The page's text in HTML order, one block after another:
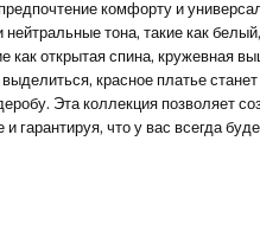
комфорту и
тона, такие как
как открытая спина, кружевная
красное платье
Эта коллекция позволяет
гарантируя, что у вас всегда